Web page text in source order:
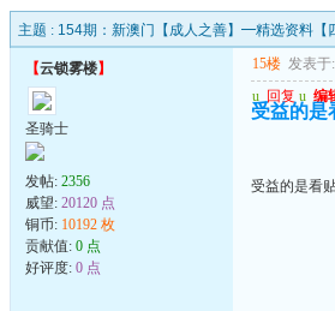
主题 : 154期：新澳门【成人之善】━精选资料【
【云锁雾楼】
圣骑士
发帖: 2356
威望: 20120 点
铜币: 10192 枚
贡献值: 0 点
好评度: 0 点
15楼 发表于
u 回复 u 编
受益的是
受益的是看